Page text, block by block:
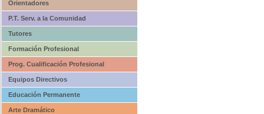
Orientadores
P.T. Serv. a la Comunidad
Tutores
Formación Profesional
Prog. Cualificación Profesional
Equipos Directivos
Educación Permanente
Arte Dramático